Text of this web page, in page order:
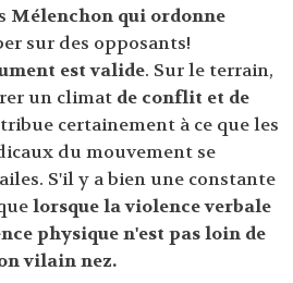
Mélenchon qui ordonne
sur des opposants!
est valide. Sur le terrain,
un climat de conflit et de
certainement à ce que les
du mouvement se
S'il y a bien une constante
lorsque la violence verbale
physique n'est pas loin de
vilain nez.